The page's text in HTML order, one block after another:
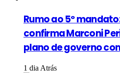
Rumo ao 5º
confirma Marconi
plano de governo
1 dia Atrás